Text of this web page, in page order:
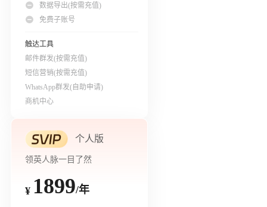
数据导出(按需充值)
免费子账号
触达工具
邮件群发(按需充值)
短信营销(按需充值)
WhatsApp群发(自助申请)
商机中心
个人版
领英人脉一目了然
¥ 1899/年